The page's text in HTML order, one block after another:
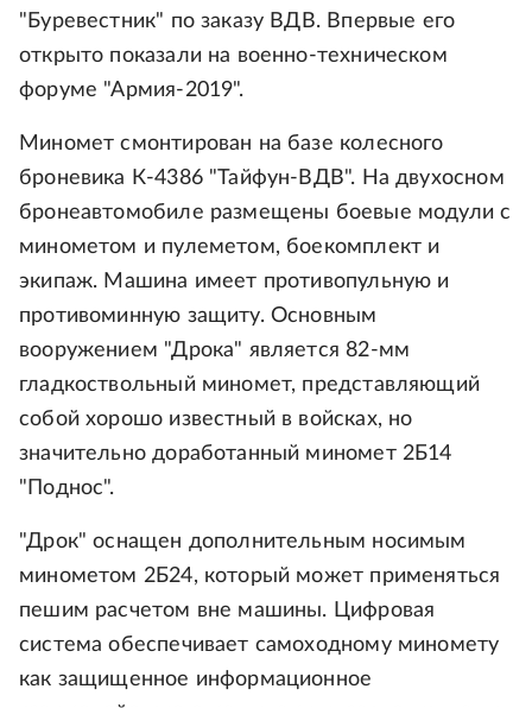
"Буревестник" по заказу ВДВ. Впервые его
открыто показали на военно-техническом
форуме "Армия-2019".
Миномет смонтирован на базе колесного
броневика К-4386 "Тайфун-ВДВ". На двухосном
бронеавтомобиле размещены боевые модули с
минометом и пулеметом, боекомплект и
экипаж. Машина имеет противопульную и
противоминную защиту. Основным
вооружением "Дрока" является 82-мм
гладкоствольный миномет, представляющий
собой хорошо известный в войсках, но
значительно доработанный миномет 2Б14
"Поднос".
"Дрок" оснащен дополнительным носимым
минометом 2Б24, который может применяться
пешим расчетом вне машины. Цифровая
система обеспечивает самоходному миномету
как защищенное информационное